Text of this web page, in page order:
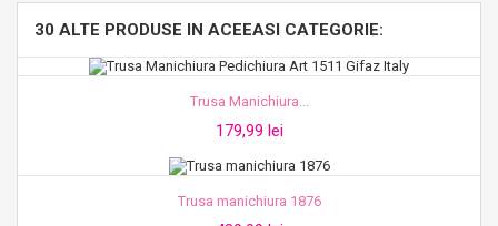
30 ALTE PRODUSE IN ACEEASI CATEGORIE:
Trusa Manichiura...
179,99 lei
Trusa manichiura 1876